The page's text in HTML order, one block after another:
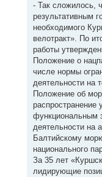
- Так сложилось,
результативным
необходимого
велотракт». По
работы
Положение о
числе нормы
деятельности на
Положение об
распространение
функциональным
деятельности на
Балтийскому
национального
За 35 лет
лидирующие